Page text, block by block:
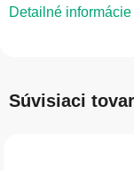
Detailné informácie
Súvisiaci tovar